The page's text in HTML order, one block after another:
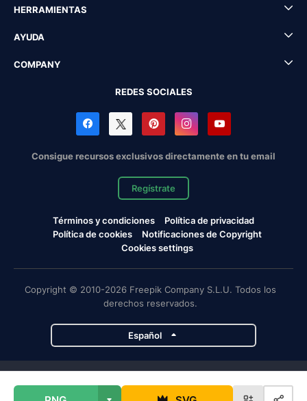
HERRAMIENTAS
AYUDA
COMPANY
REDES SOCIALES
Consigue recursos exclusivos directamente en tu email
Regístrate
Términos y condiciones
Política de privacidad
Política de cookies
Notificaciones de Copyright
Cookies settings
Copyright © 2010-2026 Freepik Company S.L.U. Todos los
derechos reservados.
Español